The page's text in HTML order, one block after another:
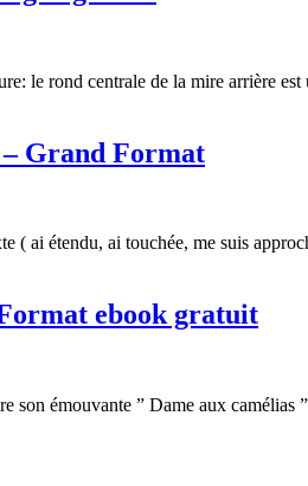
le rond centrale de la mire arrière
Grand Format
ai étendu, ai touchée, me suis
ebook gratuit
émouvante ” Dame aux camélias